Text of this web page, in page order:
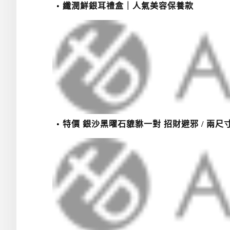
纖潤鮮銀耳禮盒｜人氣美容保養款
特價 銀沙黑曜石貔貅一對 招財避邪 / 兩尺